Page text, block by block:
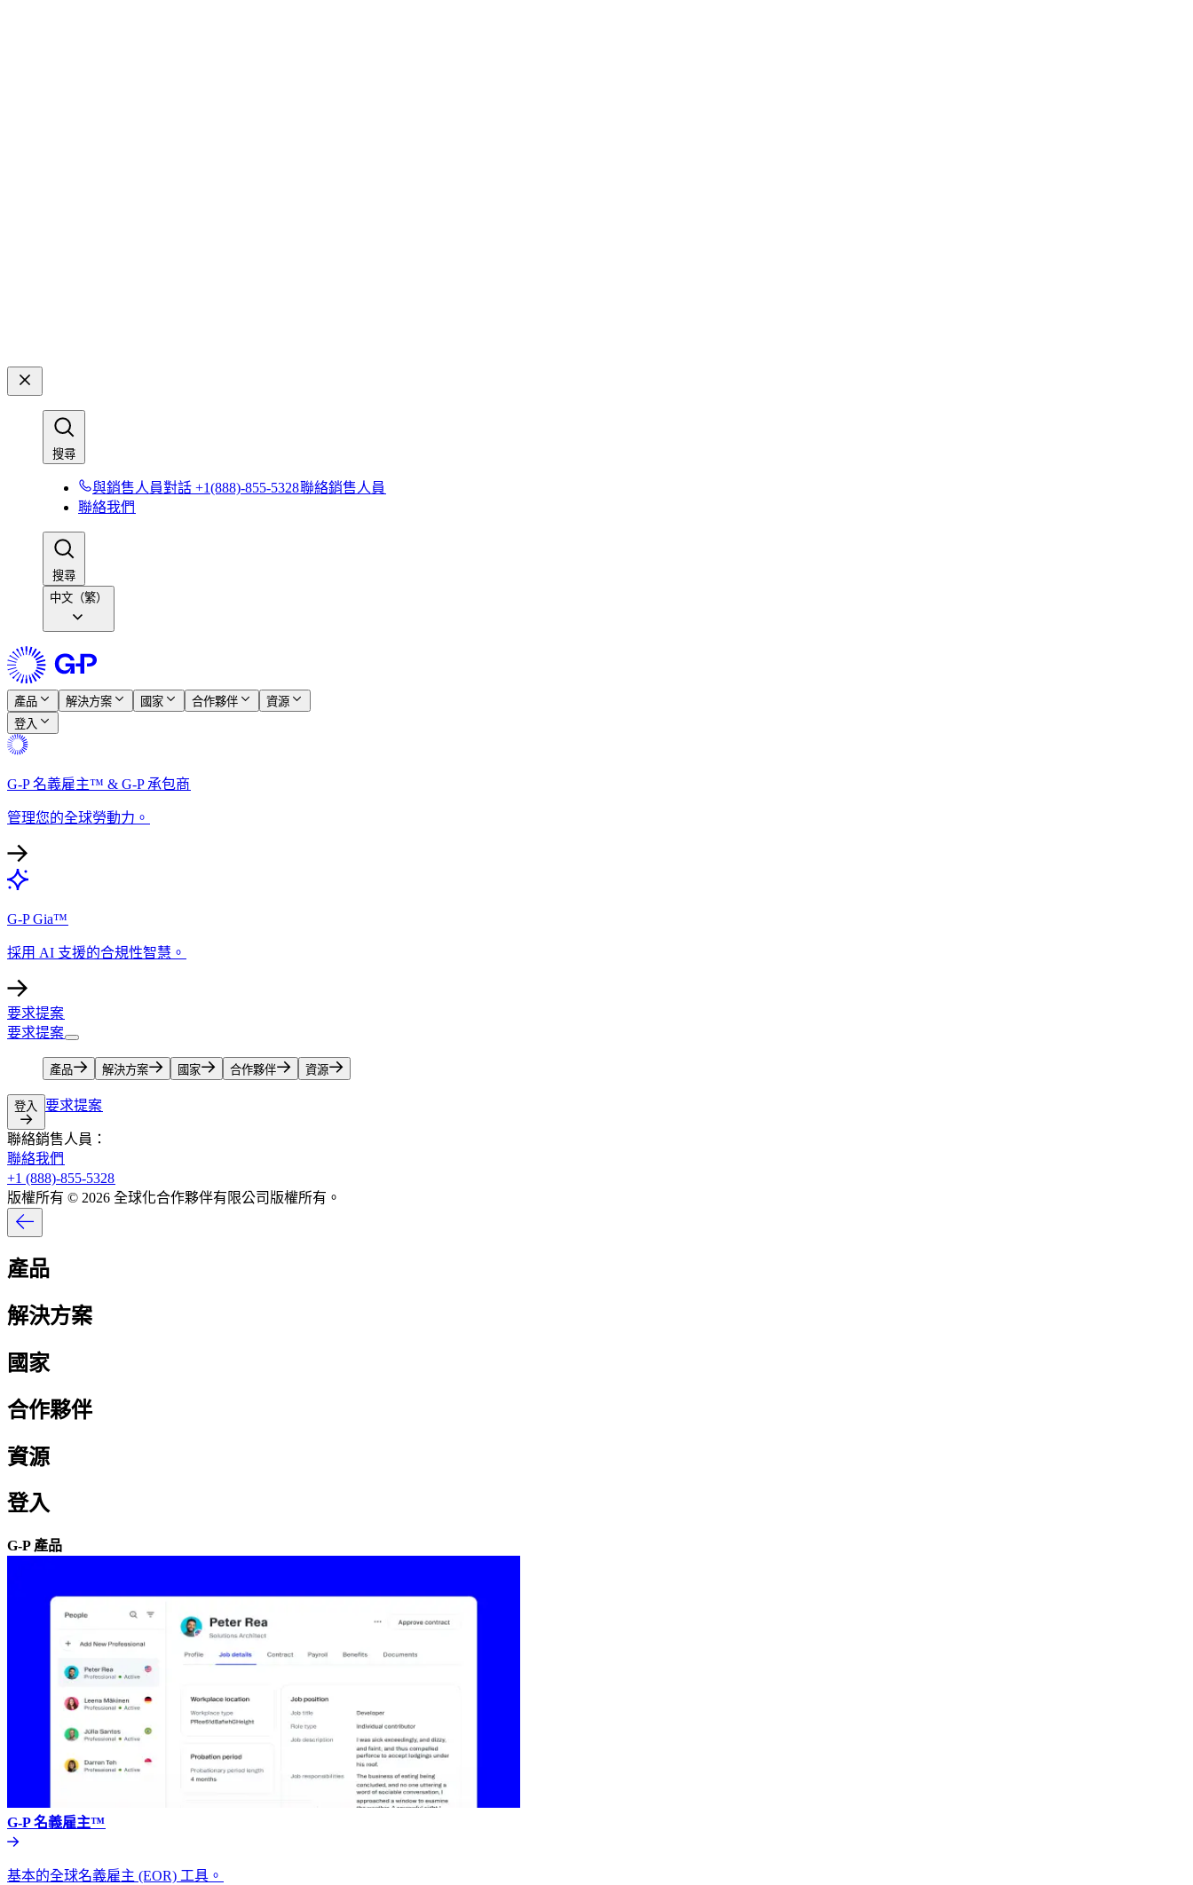
搜尋​​
與銷售人員對話 +1(888)-855-5328​​聯絡銷售人員​​
聯絡我們​​
搜尋​​
中文（繁）
產品​​ 解決方案​​ 國家​​ 合作夥伴​​
資源​​
登入​​
G-P 名義雇主™ & G-P 承包商​​
管理您的全球勞動力。​​
G-P Gia™​​
採用 AI 支援的合規性智慧。​​
要求提案​​
要求提案​​
產品​​ 解決方案​​ 國家​​ 合作夥伴​​ 資源​​
登入​​ 要求提案​​
聯絡銷售人員：​​
聯絡我們​​
+1 (888)-855-5328​​
版權所有 © 2026 全球化合作夥伴有限公司版權所有。​​
產品​​
解決方案​​
國家​​
合作夥伴​​
資源​​
登入​​
G-P 產品​​
G-P 名義雇主™​​
基本的全球名義雇主 (EOR) 工具。​​